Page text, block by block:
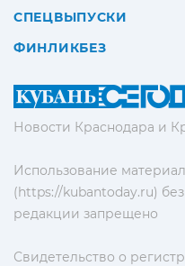
Новости Краснодара и
Использование
(https://kubantoday.ru)
редакции запрещено
Свидетельство о
СПЕЦВЫПУСКИ
ФИНЛИКБЕЗ